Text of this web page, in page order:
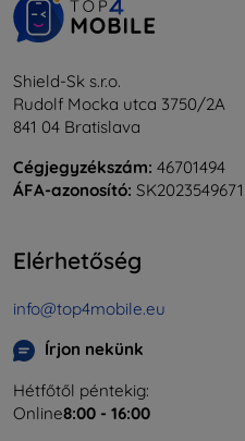
Shield-Sk s.r.o.
Rudolf Mocka utca 3750/2A
841 04 Bratislava
Cégjegyzékszám: 46701494
ÁFA-azonosító: SK2023549671
Elérhetőség
info@top4mobile.eu
Írjon nekünk
Hétfőtől péntekig:
Online8:00 - 16:00